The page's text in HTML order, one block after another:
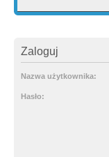
Zaloguj
Nazwa użytkownika:
Hasło: